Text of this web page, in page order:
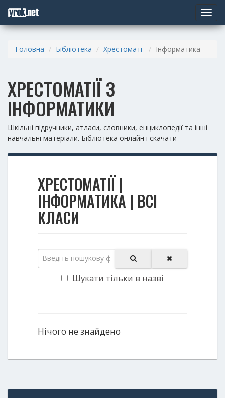
Toggle
Головна Бібліотека Хрестоматії Інформатика
ХРЕСТОМАТІЇ З
ІНФОРМАТИКИ
Шкільні підручники, атласи, словники, енциклопедії та інші
навчальні матеріали. Бібліотека онлайн і скачати
ХРЕСТОМАТІЇ |
ІНФОРМАТИКА | ВСІ
КЛАСИ
Шукати тільки в назві
Нічого не знайдено